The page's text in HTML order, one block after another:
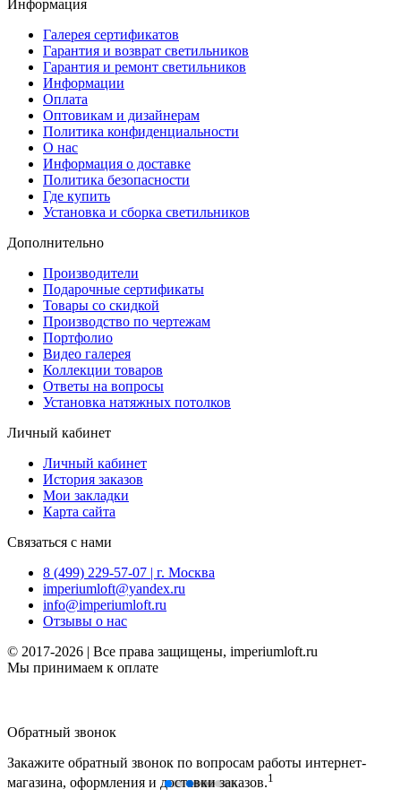
Информация
Галерея сертификатов
Гарантия и возврат светильников
Гарантия и ремонт светильников
Информации
Оплата
Оптовикам и дизайнерам
Политика конфиденциальности
О нас
Информация о доставке
Политика безопасности
Где купить
Установка и сборка светильников
Дополнительно
Производители
Подарочные сертификаты
Товары со скидкой
Производство по чертежам
Портфолио
Видео галерея
Коллекции товаров
Ответы на вопросы
Установка натяжных потолков
Личный кабинет
Личный кабинет
История заказов
Мои закладки
Карта сайта
Связаться с нами
8 (499) 229-57-07 | г. Москва
imperiumloft@yandex.ru
info@imperiumloft.ru
Отзывы о нас
© 2017-2026 | Все права защищены, imperiumloft.ru
Мы принимаем к оплате
Обратный звонок
Закажите обратный звонок по вопросам работы интернет-
магазина, оформления и доставки заказов.1